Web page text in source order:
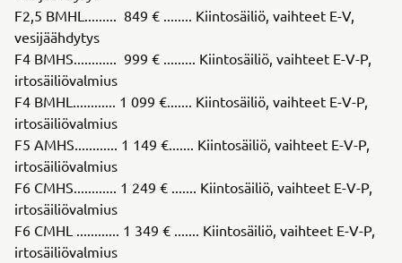
F2,5 BMHL......... 849 € ........ Kiintosäiliö, vaihteet E-V,
vesijäähdytys
F4 BMHS............ 999 € ......... Kiintosäiliö, vaihteet E-V-P,
irtosäiliövalmius
F4 BMHL............ 1 099 €....... Kiintosäiliö, vaihteet E-V-P,
irtosäiliövalmius
F5 AMHS............ 1 149 €....... Kiintosäiliö, vaihteet E-V-P,
irtosäiliövalmius
F6 CMHS............ 1 249 € ....... Kiintosäiliö, vaihteet E-V-P,
irtosäiliövalmius
F6 CMHL ............ 1 349 € ....... Kiintosäiliö, vaihteet E-V-P,
irtosäiliövalmius